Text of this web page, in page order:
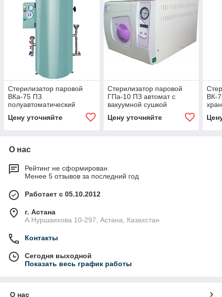
Стерилизатор паровой
ВКа-75 ПЗ
полуавтоматический
Цену уточняйте
Стерилизатор паровой
ГПа-10 ПЗ автомат с
вакуумной сушкой
Цену уточняйте
ВК-
О нас
Рейтинг не сформирован
Менее 5 отзывов за последний год
Работает с 05.10.2012
г. Астана
А.Нуршаихова 10-297, Астана, Казахстан
Контакты
Сегодня выходной
Показать весь график работы
О нас